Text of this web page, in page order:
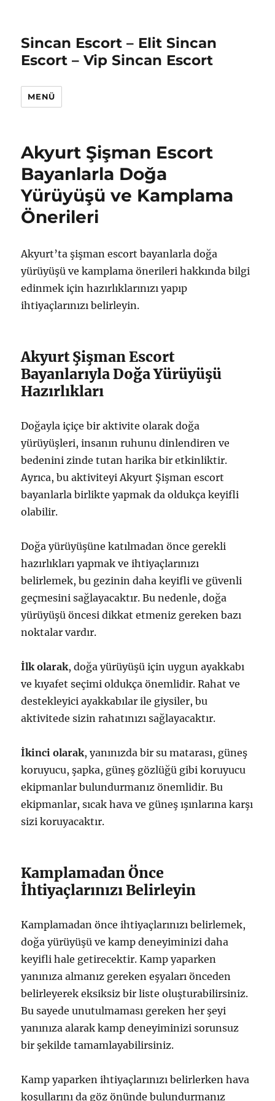
Sincan Escort – Elit Sincan
Escort – Vip Sincan Escort
MENÜ
Akyurt Şişman Escort
Bayanlarla Doğa
Yürüyüşü ve Kamplama
Önerileri
Akyurt’ta şişman escort bayanlarla doğa
yürüyüşü ve kamplama önerileri hakkında bilgi
edinmek için hazırlıklarınızı yapıp
ihtiyaçlarınızı belirleyin.
Akyurt Şişman Escort
Bayanlarıyla Doğa Yürüyüşü
Hazırlıkları
Doğayla içiçe bir aktivite olarak doğa
yürüyüşleri, insanın ruhunu dinlendiren ve
bedenini zinde tutan harika bir etkinliktir.
Ayrıca, bu aktiviteyi Akyurt Şişman escort
bayanlarla birlikte yapmak da oldukça keyifli
olabilir.
Doğa yürüyüşüne katılmadan önce gerekli
hazırlıkları yapmak ve ihtiyaçlarınızı
belirlemek, bu gezinin daha keyifli ve güvenli
geçmesini sağlayacaktır. Bu nedenle, doğa
yürüyüşü öncesi dikkat etmeniz gereken bazı
noktalar vardır.
İlk olarak, doğa yürüyüşü için uygun ayakkabı
ve kıyafet seçimi oldukça önemlidir. Rahat ve
destekleyici ayakkabılar ile giysiler, bu
aktivitede sizin rahatınızı sağlayacaktır.
İkinci olarak, yanınızda bir su matarası, güneş
koruyucu, şapka, güneş gözlüğü gibi koruyucu
ekipmanlar bulundurmanız önemlidir. Bu
ekipmanlar, sıcak hava ve güneş ışınlarına karşı
sizi koruyacaktır.
Kamplamadan Önce
İhtiyaçlarınızı Belirleyin
Kamplamadan önce ihtiyaçlarınızı belirlemek,
doğa yürüyüşü ve kamp deneyiminizi daha
keyifli hale getirecektir. Kamp yaparken
yanınıza almanız gereken eşyaları önceden
belirleyerek eksiksiz bir liste oluşturabilirsiniz.
Bu sayede unutulmaması gereken her şeyi
yanınıza alarak kamp deneyiminizi sorunsuz
bir şekilde tamamlayabilirsiniz.
Kamp yaparken ihtiyaçlarınızı belirlerken hava
koşullarını da göz önünde bulundurmanız